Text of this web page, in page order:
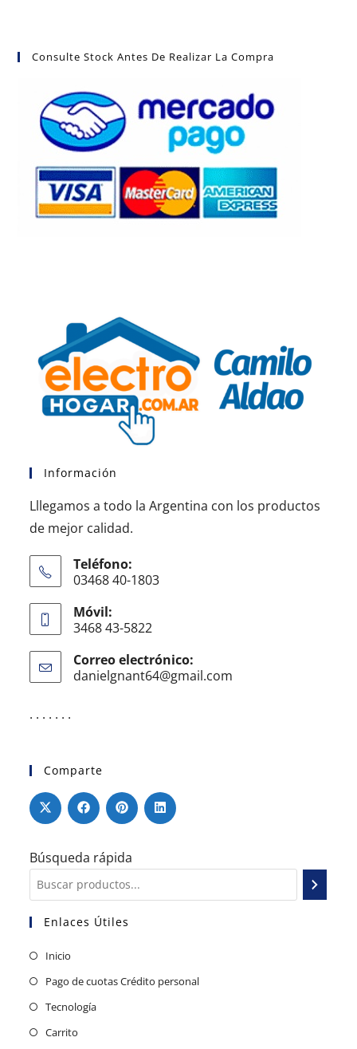
Consulte Stock Antes De Realizar La Compra
Información
Lllegamos a todo la Argentina con los productos
de mejor calidad.
Teléfono:
03468 40-1803
Móvil:
3468 43-5822
Correo electrónico:
danielgnant64@gmail.com
. . . . . . .
Comparte
Búsqueda rápida
Enlaces Útiles
Inicio
Pago de cuotas Crédito personal
Tecnología
Carrito